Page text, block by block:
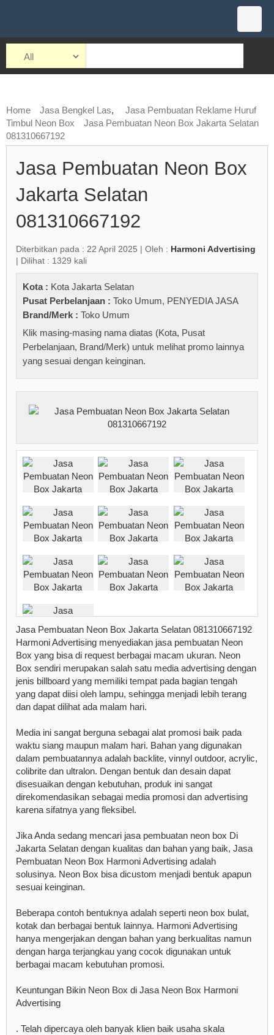
Home Jasa Bengkel Las,
Jasa Pembuatan Reklame Huruf
Timbul Neon Box
Jasa Pembuatan Neon Box Jakarta Selatan
081310667192
Jasa Pembuatan Neon Box
Jakarta Selatan
081310667192
Diterbitkan pada : 22 April 2025 | Oleh : Harmoni Advertising
| Dilihat : 1329 kali
Kota : Kota Jakarta Selatan
Pusat Perbelanjaan : Toko Umum, PENYEDIA JASA
Brand/Merk : Toko Umum
Klik masing-masing nama diatas (Kota, Pusat
Perbelanjaan, Brand/Merk) untuk melihat promo lainnya
yang sesuai dengan keinginan.
Jasa Pembuatan Neon Box Jakarta Selatan 081310667192
Harmoni Advertising menyediakan jasa pembuatan Neon
Box yang bisa di request berbagai macam ukuran. Neon
Box sendiri merupakan salah satu media advertising dengan
jenis billboard yang memiliki tempat pada bagian tengah
yang dapat diisi oleh lampu, sehingga menjadi lebih terang
dan dapat dilihat ada malam hari.
Media ini sangat berguna sebagai alat promosi baik pada
waktu siang maupun malam hari. Bahan yang digunakan
dalam pembuatannya adalah backlite, vinnyl outdoor, acrylic,
colibrite dan ultralon. Dengan bentuk dan desain dapat
disesuaikan dengan kebutuhan, produk ini sangat
direkomendasikan sebagai media promosi dan advertising
karena sifatnya yang fleksibel.
Jika Anda sedang mencari jasa pembuatan neon box Di
Jakarta Selatan dengan kualitas dan bahan yang baik, Jasa
Pembuatan Neon Box Harmoni Advertising adalah
solusinya. Neon Box bisa dicustom menjadi bentuk apapun
sesuai keinginan.
Beberapa contoh bentuknya adalah seperti neon box bulat,
kotak dan berbagai bentuk lainnya. Harmoni Advertising
hanya mengerjakan dengan bahan yang berkualitas namun
dengan harga terjangkau yang cocok digunakan untuk
berbagai macam kebutuhan promosi.
Keuntungan Bikin Neon Box di Jasa Neon Box Harmoni
Advertising
. Telah dipercaya oleh banyak klien baik usaha skala